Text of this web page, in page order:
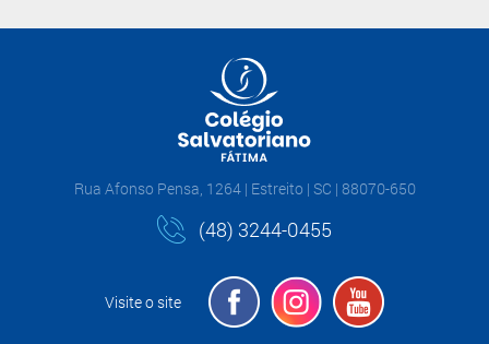
Rua Afonso Pensa, 1264 | Estreito | SC | 88070-650
(48) 3244-0455
Visite o site